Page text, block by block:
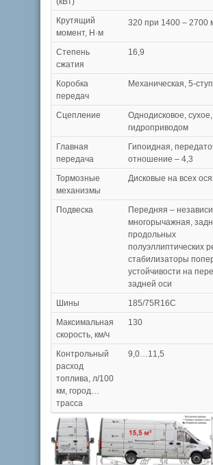
Крутящий
момент, Н·м
320 при 1400 – 2700
Степень
сжатия
16,9
Коробка
передач
Механическая, 5-
Сцепление
Однодисковое,
гидроприводом
Главная
передача
Гипоидная,
отношение – 4,3
Тормозные
механизмы
Дисковые на всех
Подвеска
Передняя –
многорычажная,
продольных
полуэллиптических
стабилизаторы
устойчивости на
задней оси
Шины
185/75R16С
Максимальная
скорость, км/ч
130
Контрольный
расход
топлива, л/100
км, город…
трасса
9,0…11,5